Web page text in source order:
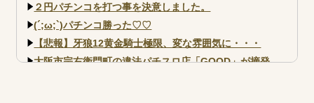
２円パチンコを打つ事を決意しました。
(´;ω;`)パチンコ勝った♡♡
【悲報】牙狼12黄金騎士極限、変な雰囲気に・・・
大阪市宗右衛門町の違法パチスロ店「GOOD」が摘発